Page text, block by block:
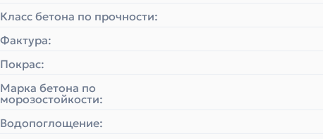
Класс бетона по прочности:
Фактура:
Покрас:
Марка бетона по
морозостойкости:
Водопоглощение: